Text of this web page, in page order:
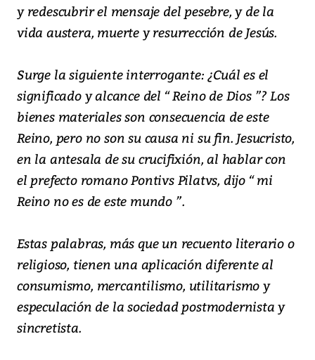
y redescubrir el mensaje del pesebre, y de la
vida austera, muerte y resurrección de Jesús.
Surge la siguiente interrogante: ¿Cuál es el
significado y alcance del “ Reino de Dios ”? Los
bienes materiales son consecuencia de este
Reino, pero no son su causa ni su fin. Jesucristo,
en la antesala de su crucifixión, al hablar con
el prefecto romano Pontivs Pilatvs, dijo “ mi
Reino no es de este mundo ”.
Estas palabras, más que un recuento literario o
religioso, tienen una aplicación diferente al
consumismo, mercantilismo, utilitarismo y
especulación de la sociedad postmodernista y
sincretista.